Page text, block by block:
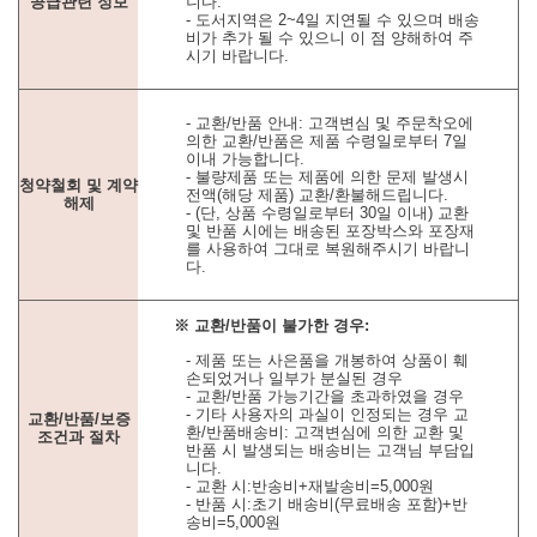
- 도서지역은 2~4일 지연될 수 있으며 배송
비가 추가 될 수 있으니 이 점 양해하여 주
시기 바랍니다.
청약철회 및 계약
해제
- 교환/반품 안내: 고객변심 및 주문착오에
의한 교환/반품은 제품 수령일로부터 7일
이내 가능합니다.
- 불량제품 또는 제품에 의한 문제 발생시
전액(해당 제품) 교환/환불해드립니다.
- (단, 상품 수령일로부터 30일 이내) 교환
및 반품 시에는 배송된 포장박스와 포장재
를 사용하여 그대로 복원해주시기 바랍니
다.
교환/반품/보증
조건과 절차
※ 교환/반품이 불가한 경우:
- 제품 또는 사은품을 개봉하여 상품이 훼
손되었거나 일부가 분실된 경우
- 교환/반품 가능기간을 초과하였을 경우
- 기타 사용자의 과실이 인정되는 경우 교
환/반품배송비: 고객변심에 의한 교환 및
반품 시 발생되는 배송비는 고객님 부담입
니다.
- 교환 시:반송비+재발송비=5,000원
- 반품 시:초기 배송비(무료배송 포함)+반
송비=5,000원